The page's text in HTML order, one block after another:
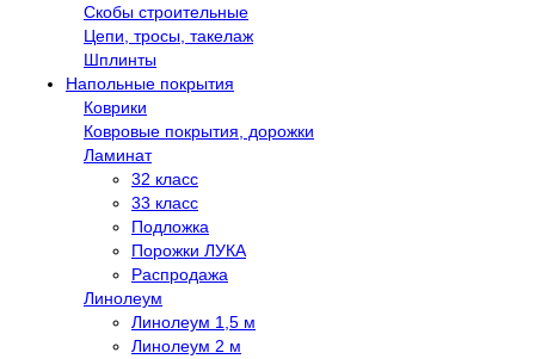
Скобы строительные
Цепи, тросы, такелаж
Шплинты
Напольные покрытия
Коврики
Ковровые покрытия, дорожки
Ламинат
32 класс
33 класс
Подложка
Порожки ЛУКА
Распродажа
Линолеум
Линолеум 1,5 м
Линолеум 2 м